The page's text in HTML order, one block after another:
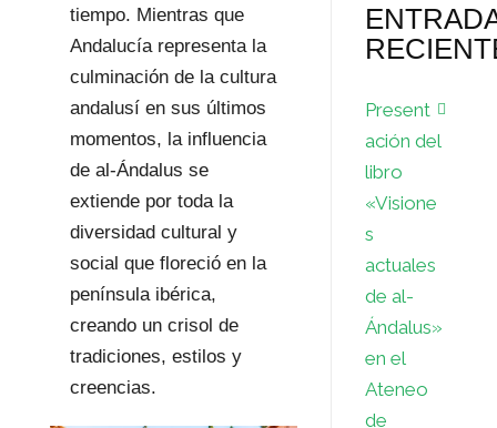
tiempo. Mientras que
Andalucía representa la
culminación de la cultura
andalusí en sus últimos
momentos, la influencia
de al-Ándalus se
extiende por toda la
diversidad cultural y
social que floreció en la
península ibérica,
creando un crisol de
tradiciones, estilos y
creencias.
Present
ación del
libro
«Visione
s
actuales
de al-
Ándalus»
en el
Ateneo
de